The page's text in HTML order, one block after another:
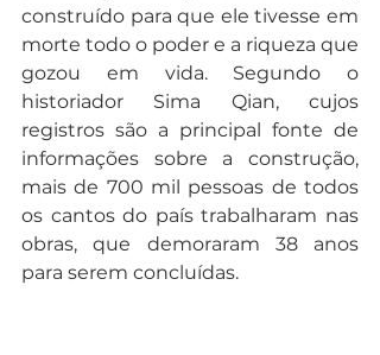
construído para que ele tivesse em
morte todo o poder e a riqueza que
gozou em vida. Segundo o
historiador Sima Qian, cujos
registros são a principal fonte de
informações sobre a construção,
mais de 700 mil pessoas de todos
os cantos do país trabalharam nas
obras, que demoraram 38 anos
para serem concluídas.